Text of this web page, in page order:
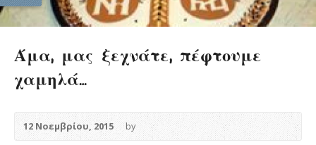
Άμα, μας ξεχνάτε, πέφτουμε
χαμηλά…
12 Νοεμβρίου, 2015 by